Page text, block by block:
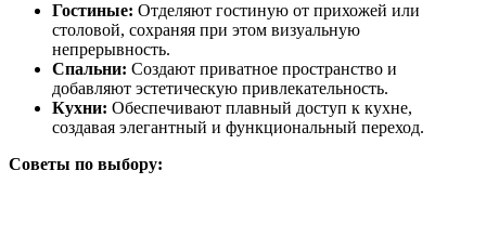
Гостиные: Отделяют гостиную от прихожей или
столовой, сохраняя при этом визуальную
непрерывность.
Спальни: Создают приватное пространство и
добавляют эстетическую привлекательность.
Кухни: Обеспечивают плавный доступ к кухне,
создавая элегантный и функциональный переход.
Советы по выбору: